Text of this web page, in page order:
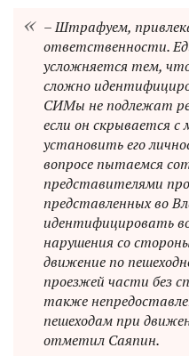
– Штрафуем,
ответственности.
усложняется тем,
сложно
СИМы не подлежат
если он скрывается
установить его
вопросе пытаемся
представителями
представленных во
идентифицировать
нарушения со
движение по
проезжей части без
также
пешеходам при
отметил Саяпин.